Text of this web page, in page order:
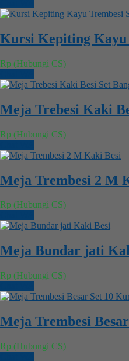
Kursi Kepiting Kayu
Rp (Hubungi CS)
Meja Trebesi Kaki
Rp (Hubungi CS)
Meja Trembesi 2 M
Rp (Hubungi CS)
Meja Bundar jati
Rp (Hubungi CS)
Meja Trembesi
Rp (Hubungi CS)